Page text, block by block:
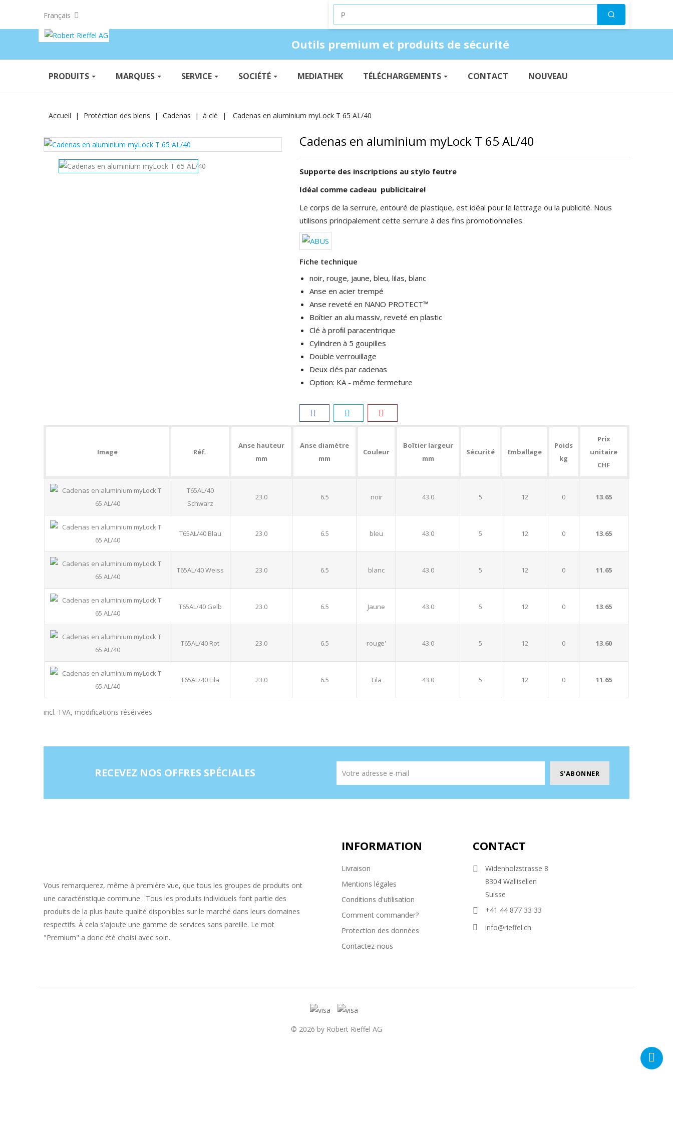
Français Produkte suchen Suchen
Outils premium et produits de sécurité
PRODUITS MARQUES SERVICE SOCIÉTÉ MEDIATHEK TÉLÉCHARGEMENTS CONTACT NOUVEAU
Accueil Protéction des biens Cadenas à clé Cadenas en aluminium myLock T 65 AL/40
Cadenas en aluminium myLock T 65 AL/40
Supporte des inscriptions au stylo feutre
Idéal comme cadeau publicitaire!
Le corps de la serrure, entouré de plastique, est idéal pour le lettrage ou la publicité. Nous
utilisons principalement cette serrure à des fins promotionnelles.
Fiche technique
noir, rouge, jaune, bleu, lilas, blanc
Anse en acier trempé
Anse reveté en NANO PROTECT™
Boîtier an alu massiv, reveté en plastic
Clé à proﬁl paracentrique
Cylindren à 5 goupilles
Double verrouillage
Deux clés par cadenas
Option: KA - même fermeture
Image Réf.
Anse hauteur
mm
Anse diamètre
mm
Couleur
Boîtier largeur
mm
Sécurité Emballage
Poids
kg
Prix
unitaire
CHF
T65AL/40
Schwarz
23.0 6.5 noir 43.0 5 12 0 13.65
T65AL/40 Blau 23.0 6.5 bleu 43.0 5 12 0 13.65
T65AL/40 Weiss 23.0 6.5 blanc 43.0 5 12 0 11.65
T65AL/40 Gelb 23.0 6.5 Jaune 43.0 5 12 0 13.65
T65AL/40 Rot 23.0 6.5 rouge' 43.0 5 12 0 13.60
T65AL/40 Lila 23.0 6.5 Lila 43.0 5 12 0 11.65
incl. TVA, modifications résérvées
RECEVEZ NOS OFFRES SPÉCIALES
Vous remarquerez, même à première vue, que tous les groupes de produits ont
une caractéristique commune : Tous les produits individuels font partie des
produits de la plus haute qualité disponibles sur le marché dans leurs domaines
respectifs. À cela s'ajoute une gamme de services sans pareille. Le mot
"Premium" a donc été choisi avec soin.
INFORMATION
Livraison
Mentions légales
Conditions d'utilisation
Comment commander?
Protection des données
Contactez-nous
CONTACT
Widenholzstrasse 8
8304 Wallisellen
Suisse
+41 44 877 33 33
info@rieffel.ch
© 2026 by Robert Rieffel AG